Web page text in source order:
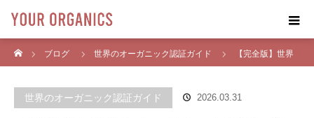
ブログ
世界のオーガニック認証ガイド 【完全版】世界
世界のオーガニック認証ガイド 2026.03.31